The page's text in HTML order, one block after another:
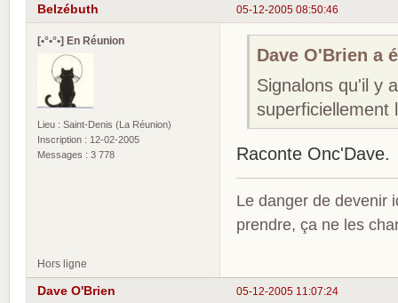
05-12-2005 08:50:46
Belzébuth
[•°•°•] En Réunion
Lieu : Saint-Denis (La Réunion)
Inscription : 12-02-2005
Messages : 3 778
Dave O'Brien a
Signalons qu'il y
superficiellement
Raconte Onc'Dave.
Le danger de devenir
prendre, ça ne les
Hors ligne
05-12-2005 11:07:24
Dave O'Brien